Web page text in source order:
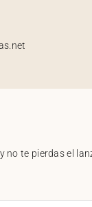
no te pierdas el